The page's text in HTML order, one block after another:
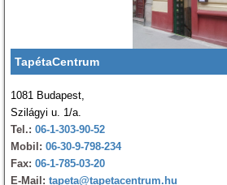
TapétaCentrum
1081 Budapest,
Szilágyi u. 1/a.
Tel.: 06-1-303-90-52
Mobil: 06-30-9-798-234
Fax: 06-1-785-03-20
E-Mail: tapeta@tapetacentrum.hu